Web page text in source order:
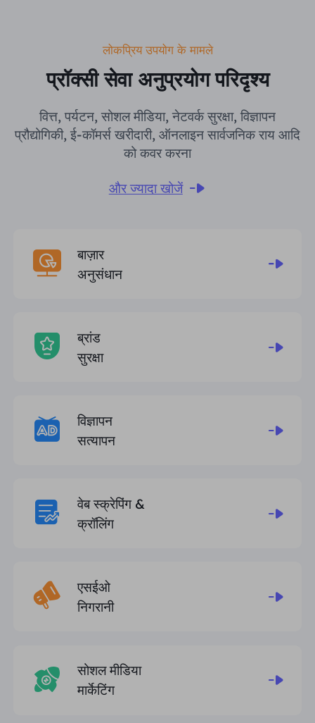
लोकप्रिय उपयोग के मामले
प्रॉक्सी सेवा अनुप्रयोग परिदृश्य
वित्त, पर्यटन, सोशल मीडिया, नेटवर्क सुरक्षा, विज्ञापन
प्रौद्योगिकी, ई-कॉमर्स खरीदारी, ऑनलाइन सार्वजनिक राय आदि
को कवर करना
और ज्यादा खोजें
बाज़ार
अनुसंधान
ब्रांड
सुरक्षा
विज्ञापन
सत्यापन
वेब स्क्रेपिंग &
क्रॉलिंग
एसईओ
निगरानी
सोशल मीडिया
मार्केटिंग